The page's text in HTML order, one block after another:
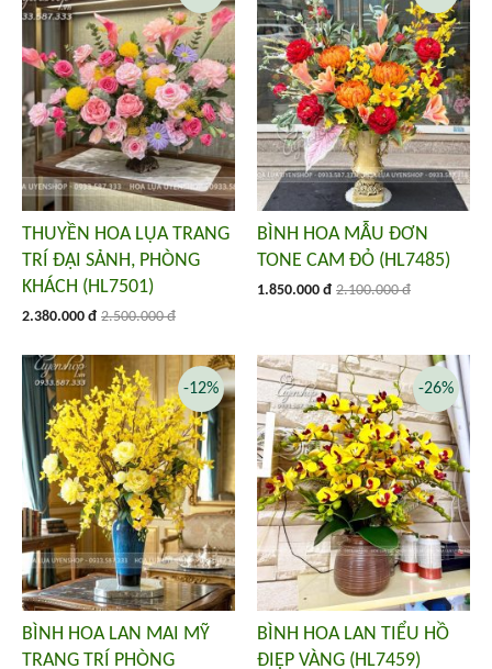
THUYỀN HOA LỤA TRANG
TRÍ ĐẠI SẢNH, PHÒNG
KHÁCH (HL7501)
2.380.000 đ 2.500.000 đ
BÌNH HOA MẪU ĐƠN
TONE CAM ĐỎ (HL7485)
1.850.000 đ 2.100.000 đ
BÌNH HOA LAN MAI MỸ
TRANG TRÍ PHÒNG
-12%
BÌNH HOA LAN TIỂU HỒ
ĐIỆP VÀNG (HL7459)
-26%